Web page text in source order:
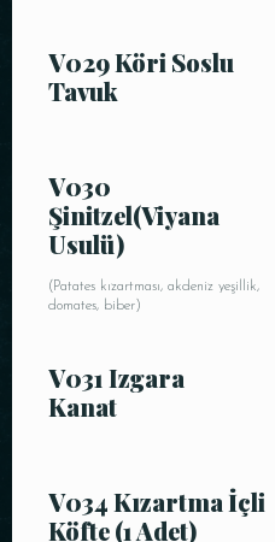
V029 Köri Soslu
Tavuk
V030
Şinitzel(Viyana
Usulü)
(Patates kızartması, akdeniz yeşillik,
domates, biber)
V031 Izgara
Kanat
V034 Kızartma İçli
Köfte (1 Adet)